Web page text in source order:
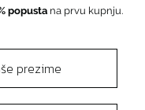
popustana prvu kupnju.